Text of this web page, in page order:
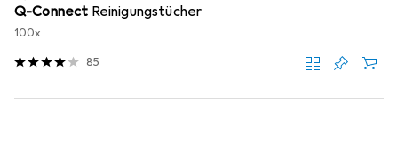
Q-Connect Reinigungstücher
100x
85